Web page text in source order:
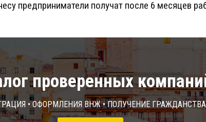
предприниматели получат после 6 месяцев
проверенных
• Оформления ВНЖ • Получение гражданства